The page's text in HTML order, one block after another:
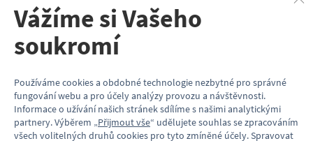
Autor: Robert Mara
Vydalo: Dopravní vydavatelství Malkus
Vydáno: 2001
Počet stran: 134
ISBN: 80-903012-0-7
Vlastnosti
Vážíme si Vašeho
soukromí
Používáme cookies a obdobné technologie nezbytné pro správné
fungování webu a pro účely analýzy provozu a návštěvnosti.
Informace o užívání našich stránek sdílíme s našimi analytickými
partnery. Výběrem „Přijmout vše“ udělujete souhlas se zpracováním
všech volitelných druhů cookies pro tyto zmíněné účely. Spravovat